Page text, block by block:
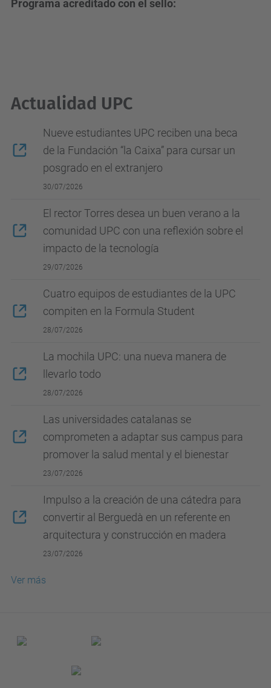
Programa acreditado con el sello:
Actualidad UPC
Nueve estudiantes UPC reciben una beca
de la Fundación “la Caixa” para cursar un
posgrado en el extranjero
30/07/2026
El rector Torres desea un buen verano a la
comunidad UPC con una reflexión sobre el
impacto de la tecnología
29/07/2026
Cuatro equipos de estudiantes de la UPC
compiten en la Formula Student
28/07/2026
La mochila UPC: una nueva manera de
llevarlo todo
28/07/2026
Las universidades catalanas se
comprometen a adaptar sus campus para
promover la salud mental y el bienestar
23/07/2026
Impulso a la creación de una cátedra para
convertir al Berguedà en un referente en
arquitectura y construcción en madera
23/07/2026
Ver más